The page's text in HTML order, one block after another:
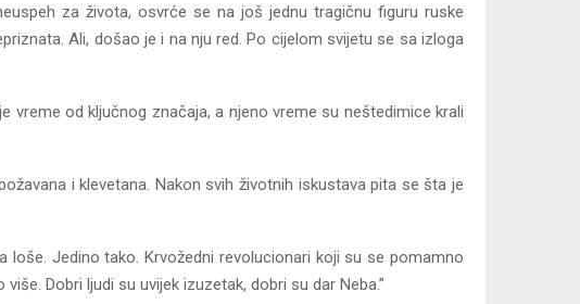
za života, osvrće se na još jednu tragičnu figuru ruske
Ali, došao je i na nju red. Po cijelom svijetu se sa izloga
vreme od ključnog značaja, a njeno vreme su neštedimice krali
i klevetana. Nakon svih životnih iskustava pita se šta je
loše. Jedino tako. Krvožedni revolucionari koji su se pomamno
Dobri ljudi su uvijek izuzetak, dobri su dar Neba.”